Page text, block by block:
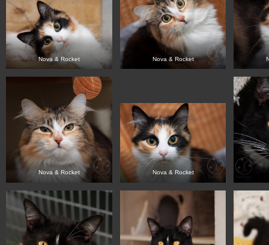
Nova & Rocket Nova & Rocket
Nova & Rocket Nova & Rocket